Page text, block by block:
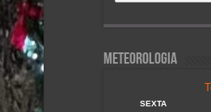
Meteorologia